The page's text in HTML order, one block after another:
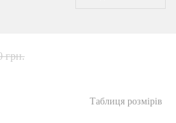
грн.
Таблиця розмірів